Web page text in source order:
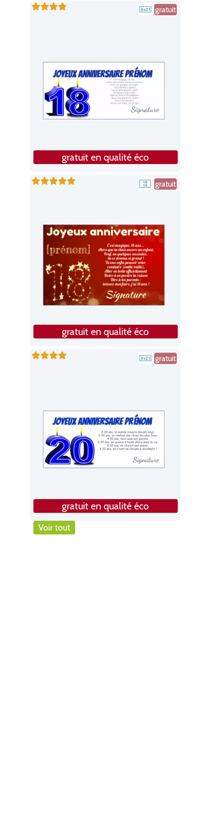
gratuit
gratuit en qualité éco
gratuit
gratuit en qualité éco
gratuit
gratuit en qualité éco
Voir tout